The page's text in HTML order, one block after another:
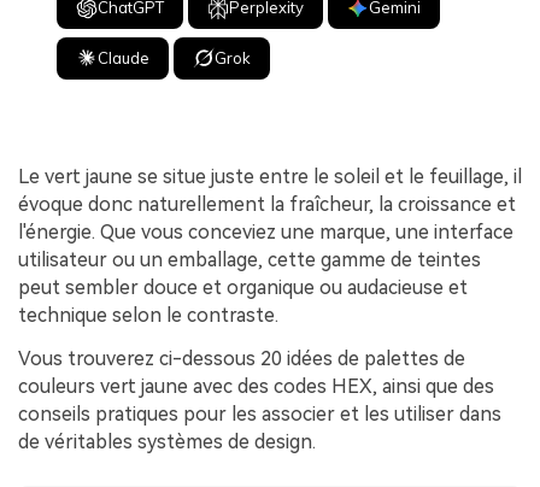
ChatGPT Perplexity Gemini
Claude Grok
Le vert jaune se situe juste entre le soleil et le feuillage, il
évoque donc naturellement la fraîcheur, la croissance et
l'énergie. Que vous conceviez une marque, une interface
utilisateur ou un emballage, cette gamme de teintes
peut sembler douce et organique ou audacieuse et
technique selon le contraste.
Vous trouverez ci-dessous 20 idées de palettes de
couleurs vert jaune avec des codes HEX, ainsi que des
conseils pratiques pour les associer et les utiliser dans
de véritables systèmes de design.